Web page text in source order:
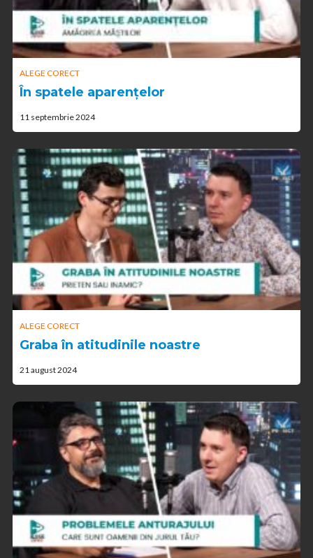
ALEGE CORECT
În spatele aparențelor
11 septembrie 2024
ALEGE CORECT
Graba în atitudinile noastre
21 august 2024